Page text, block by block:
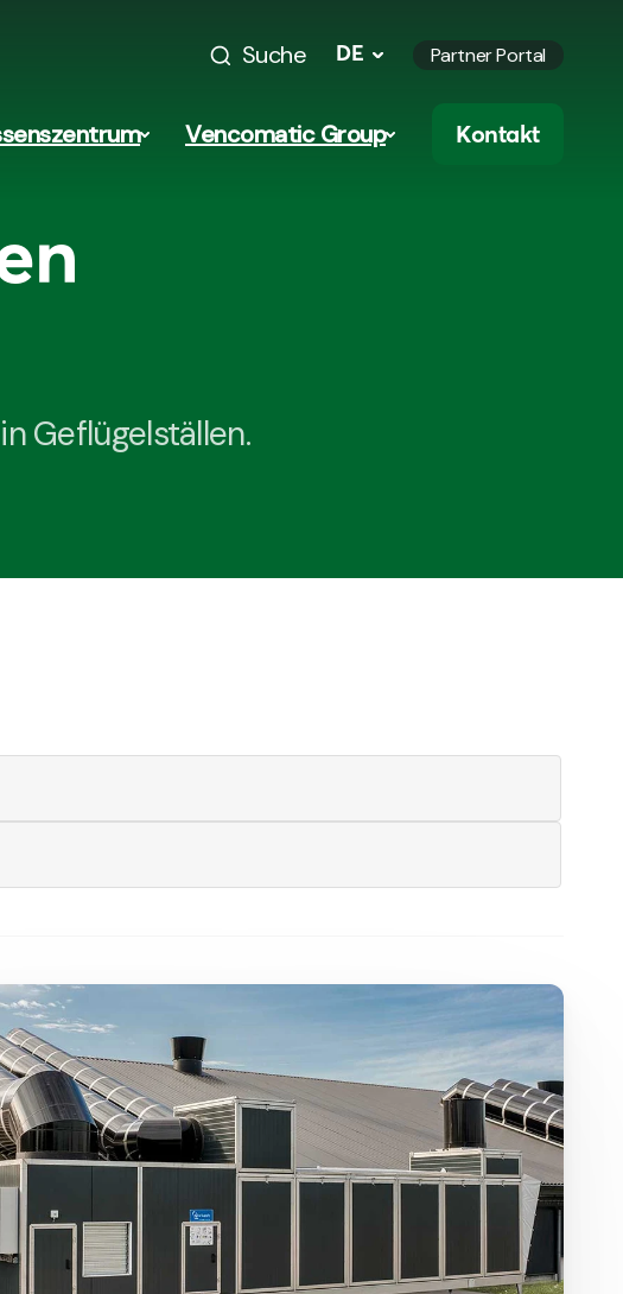
Suche DE Partner Portal
Vencomatic Group Kontakt
Geflügelställen.